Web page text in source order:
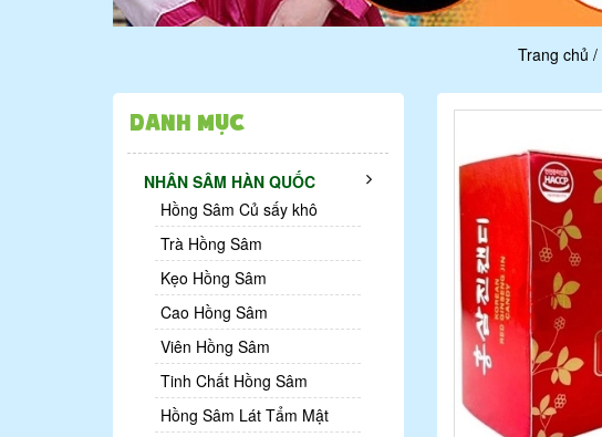
Trang chủ /
Danh mục
NHÂN SÂM HÀN QUỐC
Hồng Sâm Củ sấy khô
Trà Hồng Sâm
Kẹo Hồng Sâm
Cao Hồng Sâm
Viên Hồng Sâm
Tinh Chất Hồng Sâm
Hồng Sâm Lát Tẩm Mật